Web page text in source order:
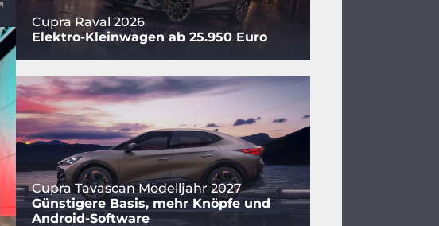
Cupra Raval 2026
Elektro-Kleinwagen ab 25.950 Euro
Cupra Tavascan Modelljahr 2027
Günstigere Basis, mehr Knöpfe und
Android-Software